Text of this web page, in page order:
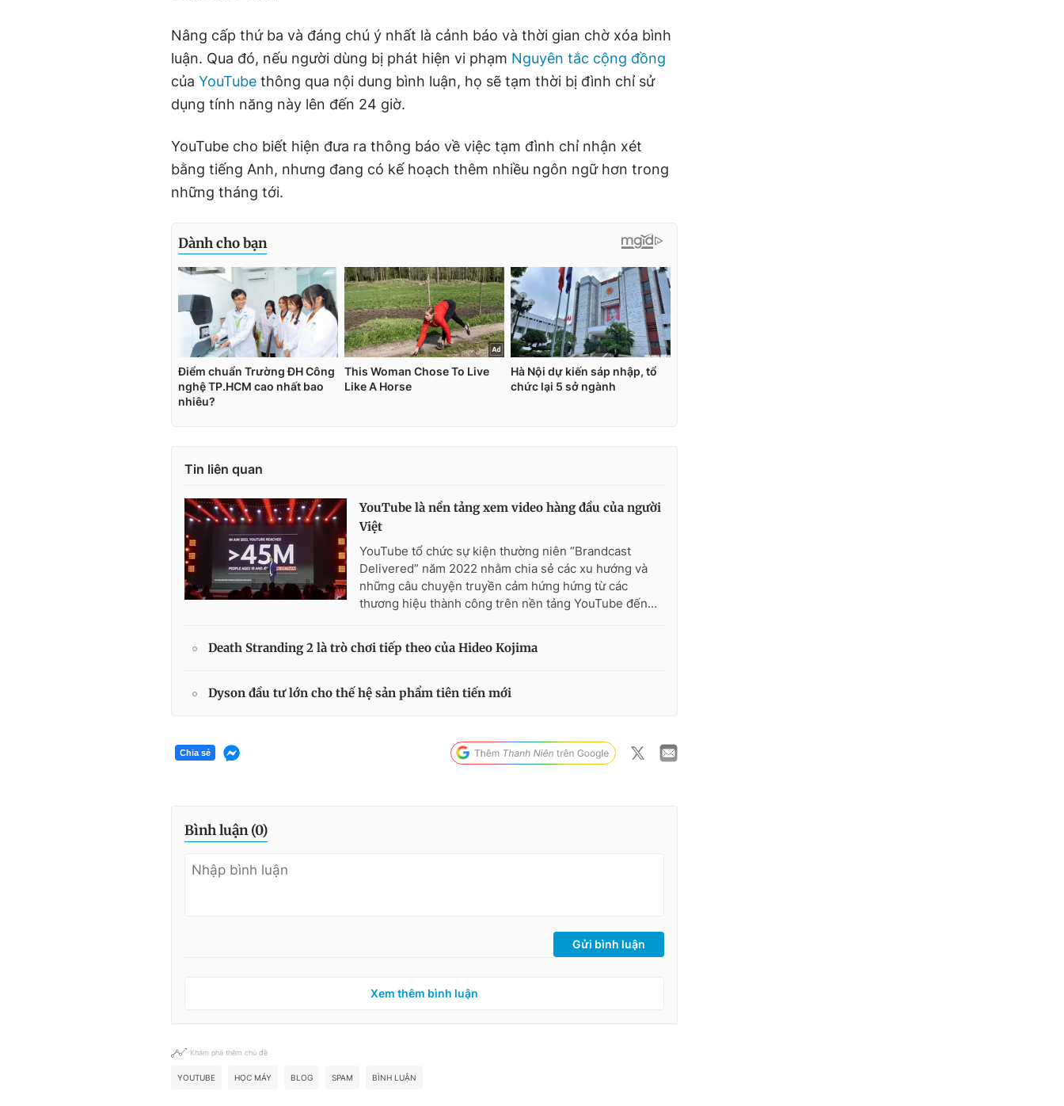
Nâng cấp thứ ba và đáng chú ý nhất là cảnh báo và thời gian chờ xóa bình
luận. Qua đó, nếu người dùng bị phát hiện vi phạm Nguyên tắc cộng đồng
của YouTube thông qua nội dung bình luận, họ sẽ tạm thời bị đình chỉ sử
dụng tính năng này lên đến 24 giờ.
YouTube cho biết hiện đưa ra thông báo về việc tạm đình chỉ nhận xét
bằng tiếng Anh, nhưng đang có kế hoạch thêm nhiều ngôn ngữ hơn trong
những tháng tới.
Tin liên quan
YouTube là nền tảng xem video hàng đầu của người
Việt
YouTube tổ chức sự kiện thường niên “Brandcast
Delivered” năm 2022 nhằm chia sẻ các xu hướng và
những câu chuyện truyền cảm hứng hứng từ các
thương hiệu thành công trên nền tảng YouTube đến...
Death Stranding 2 là trò chơi tiếp theo của Hideo Kojima
Dyson đầu tư lớn cho thế hệ sản phẩm tiên tiến mới
Chia sẻ
Bình luận (0)
Gửi bình luận
Xem thêm bình luận
Khám phá thêm chủ đề
YOUTUBE HỌC MÁY BLOG SPAM BÌNH LUẬN